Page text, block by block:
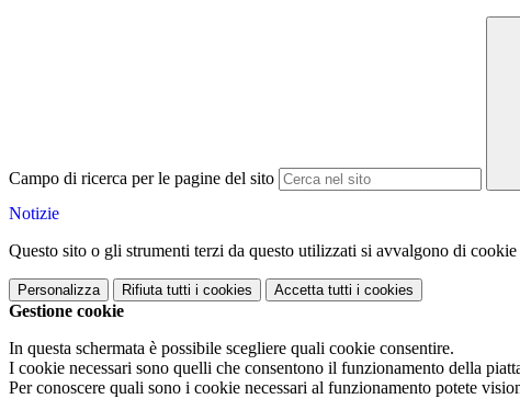
Campo di ricerca per le pagine del sito
Notizie
Questo sito o gli strumenti terzi da questo utilizzati si avvalgono di
Personalizza Rifiuta tutti i cookies Accetta tutti i cookies
Gestione cookie
In questa schermata è possibile scegliere quali cookie consentire.
I cookie necessari sono quelli che consentono il funzionamento della
Per conoscere quali sono i cookie necessari al funzionamento potete